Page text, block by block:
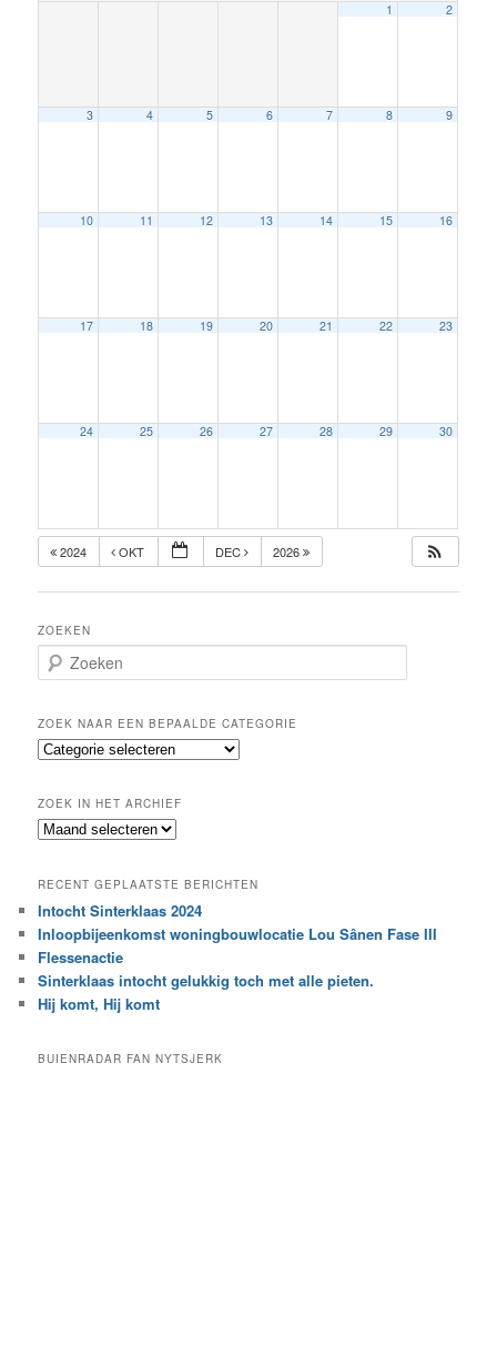
1 2
3 4 5 6 7 8 9
10 11 12 13 14 15 16
17 18 19 20 21 22 23
24 25 26 27 28 29 30
2024 OKT DEC 2026
ZOEKEN
o
k
e
n
ZOEK NAAR EEN BEPAALDE CATEGORIE
Z
k
n
e
e
n
b
e
a
ZOEK IN HET ARCHIEF
Z
k
i
n
h
e
t
c
RECENT GEPLAATSTE BERICHTEN
Intocht Sinterklaas 2024
Inloopbijeenkomst woningbouwlocatie Lou Sânen Fase III
Flessenactie
Sinterklaas intocht gelukkig toch met alle pieten.
Hij komt, Hij komt
BUIENRADAR FAN NYTSJERK